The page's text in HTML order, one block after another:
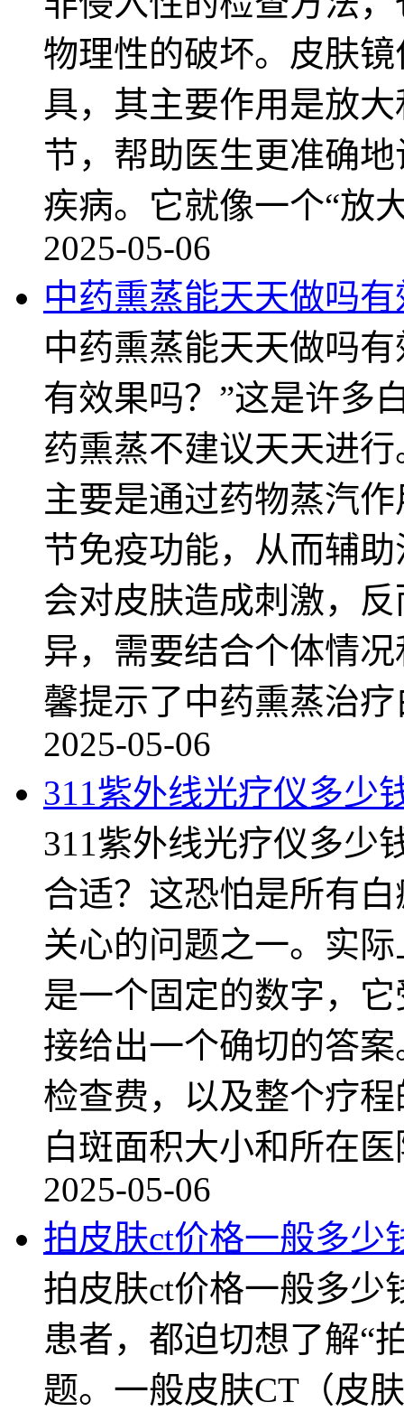
物理性的破坏。皮肤
具，其主要作用是放
节，帮助医生更准确
疾病。它就像一个“放
2025-05-06
中药熏蒸能天天做吗
中药熏蒸能天天做吗
有效果吗？”这是许多
药熏蒸不建议天天进
主要是通过药物蒸汽
节免疫功能，从而辅
会对皮肤造成刺激，
异，需要结合个体情
馨提示了中药熏蒸治
2025-05-06
311紫外线光疗仪多少
311紫外线光疗仪多少
合适？这恐怕是所有
关心的问题之一。实
是一个固定的数字，
接给出一个确切的答
检查费，以及整个疗
白斑面积大小和所在
2025-05-06
拍皮肤ct价格一般多少
拍皮肤ct价格一般多少
患者，都迫切想了解“
题。一般皮肤CT（皮